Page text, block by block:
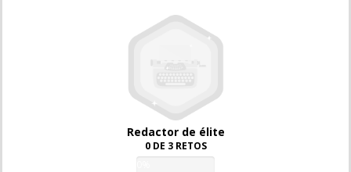
Redactor de élite
0 DE 3 RETOS